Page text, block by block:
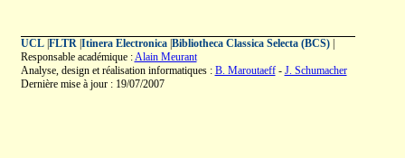
UCL| FLTR| Itinera Electronica| Bibliotheca Classica Selecta (BCS)|
Responsable académique :Alain Meurant
Analyse, design et réalisation informatiques : B. Maroutaeff- J. Schumacher
Dernière mise à jour : 19/07/2007